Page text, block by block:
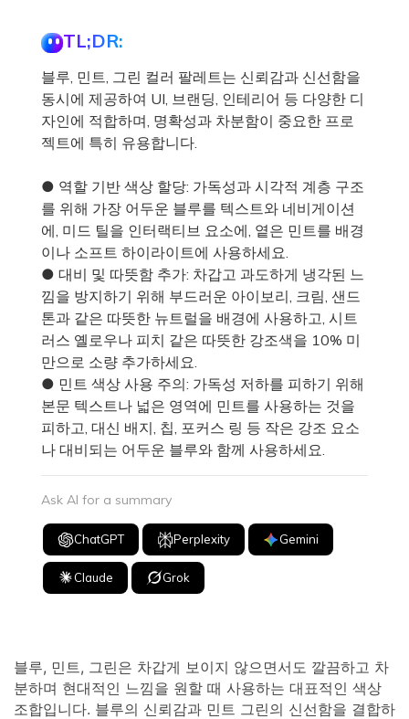
TL;DR:
블루, 민트, 그린 컬러 팔레트는 신뢰감과 신선함을
동시에 제공하여 UI, 브랜딩, 인테리어 등 다양한 디
자인에 적합하며, 명확성과 차분함이 중요한 프로
젝트에 특히 유용합니다.
● 역할 기반 색상 할당: 가독성과 시각적 계층 구조
를 위해 가장 어두운 블루를 텍스트와 네비게이션
에, 미드 틸을 인터랙티브 요소에, 옅은 민트를 배경
이나 소프트 하이라이트에 사용하세요.
● 대비 및 따뜻함 추가: 차갑고 과도하게 냉각된 느
낌을 방지하기 위해 부드러운 아이보리, 크림, 샌드
톤과 같은 따뜻한 뉴트럴을 배경에 사용하고, 시트
러스 옐로우나 피치 같은 따뜻한 강조색을 10% 미
만으로 소량 추가하세요.
● 민트 색상 사용 주의: 가독성 저하를 피하기 위해
본문 텍스트나 넓은 영역에 민트를 사용하는 것을
피하고, 대신 배지, 칩, 포커스 링 등 작은 강조 요소
나 대비되는 어두운 블루와 함께 사용하세요.
Ask AI for a summary
ChatGPT Perplexity Gemini
Claude Grok
블루, 민트, 그린은 차갑게 보이지 않으면서도 깔끔하고 차
분하며 현대적인 느낌을 원할 때 사용하는 대표적인 색상
조합입니다. 블루의 신뢰감과 민트 그린의 신선함을 결합하